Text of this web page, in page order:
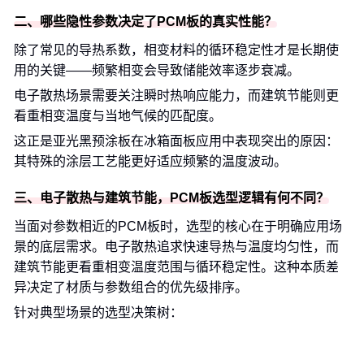
二、哪些隐性参数决定了PCM板的真实性能？
除了常见的导热系数，相变材料的循环稳定性才是长期使
用的关键——频繁相变会导致储能效率逐步衰减。
电子散热场景需要关注瞬时热响应能力，而建筑节能则更
看重相变温度与当地气候的匹配度。
这正是亚光黑预涂板在冰箱面板应用中表现突出的原因：
其特殊的涂层工艺能更好适应频繁的温度波动。
三、电子散热与建筑节能，PCM板选型逻辑有何不同？
当面对参数相近的PCM板时，选型的核心在于明确应用场
景的底层需求。电子散热追求快速导热与温度均匀性，而
建筑节能更看重相变温度范围与循环稳定性。这种本质差
异决定了材质与参数组合的优先级排序。
针对典型场景的选型决策树：